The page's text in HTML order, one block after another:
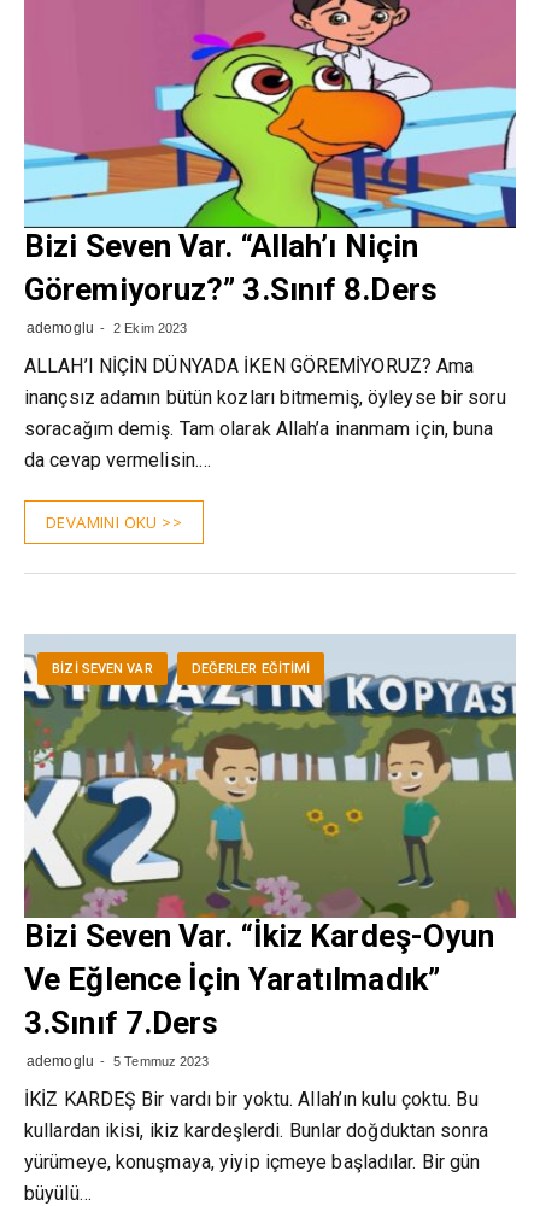
Bizi Seven Var. “Allah’ı Niçin
Göremiyoruz?” 3.Sınıf 8.Ders
ademoglu 2 Ekim 2023
ALLAH’I NİÇİN DÜNYADA İKEN GÖREMİYORUZ? Ama
inançsız adamın bütün kozları bitmemiş, öyleyse bir soru
soracağım demiş. Tam olarak Allah’a inanmam için, buna
da cevap vermelisin.…
DEVAMINI OKU >>
BIZI SEVEN VAR DEĞERLER EĞITIMI
Bizi Seven Var. “İkiz Kardeş-Oyun
Ve Eğlence İçin Yaratılmadık”
3.Sınıf 7.Ders
ademoglu 5 Temmuz 2023
İKİZ KARDEŞ Bir vardı bir yoktu. Allah’ın kulu çoktu. Bu
kullardan ikisi, ikiz kardeşlerdi. Bunlar doğduktan sonra
yürümeye, konuşmaya, yiyip içmeye başladılar. Bir gün
büyülü…